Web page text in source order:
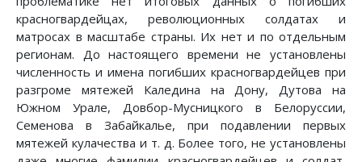
красногвардейцах, революционных солдатах и
матросах в масштабе страны. Их нет и по отдельным
регионам. До настоящего времени не установлены
численность и имена погибших красногвардейцев при
разгроме мятежей Каледина на Дону, Дутова на
Южном Урале, Довбор-Мусницкого в Белоруссии,
Семенова в Забайкалье, при подавлении первых
мятежей кулачества и т. д. Более того, не установлены